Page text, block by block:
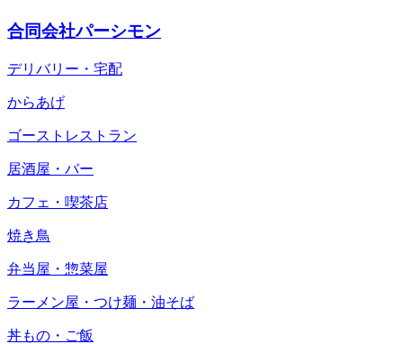
合同会社パーシモン
デリバリー・宅配
からあげ
ゴーストレストラン
居酒屋・バー
カフェ・喫茶店
焼き鳥
弁当屋・惣菜屋
ラーメン屋・つけ麺・油そば
丼もの・ご飯